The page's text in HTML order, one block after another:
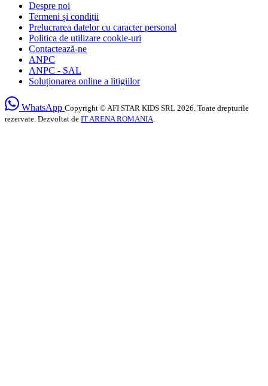
Despre noi
Termeni și condiții
Prelucrarea datelor cu caracter personal
Politica de utilizare cookie-uri
Contactează-ne
ANPC
ANPC - SAL
Soluționarea online a litigiilor
WhatsApp Copyright © AFI STAR KIDS SRL 2026. Toate drepturile
rezervate. Dezvoltat de IT ARENA ROMANIA.